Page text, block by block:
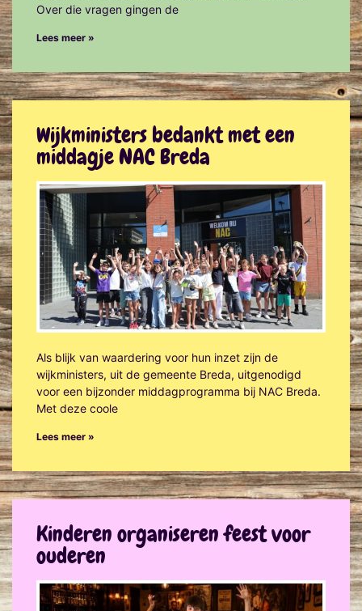
Over die vragen gingen de
Lees meer »
Wijkministers bedankt met een
middagje NAC Breda
Als blijk van waardering voor hun inzet zijn de
wijkministers, uit de gemeente Breda, uitgenodigd
voor een bijzonder middagprogramma bij NAC Breda.
Met deze coole
Lees meer »
Kinderen organiseren feest voor
ouderen